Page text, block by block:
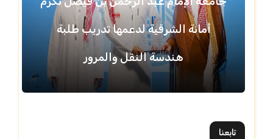
أمانة الشرقية لدعمها تدريب طلبة
هندسة النقل والمرور
تابعنا